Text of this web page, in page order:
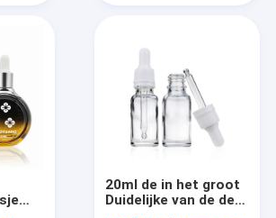
20ml de in het groot
Duidelijke van de de